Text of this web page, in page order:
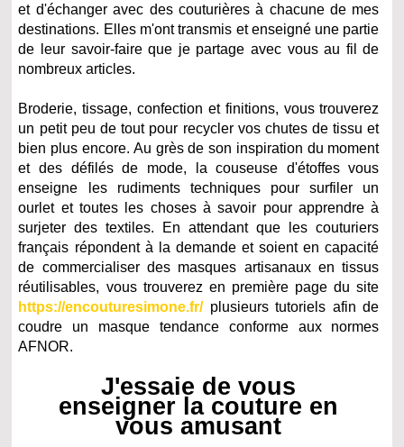
et d'échanger avec des couturières à chacune de mes
destinations. Elles m'ont transmis et enseigné une partie
de leur savoir-faire que je partage avec vous au fil de
nombreux articles.
Broderie, tissage, confection et finitions, vous trouverez
un petit peu de tout pour recycler vos chutes de tissu et
bien plus encore. Au grès de son inspiration du moment
et des défilés de mode, la couseuse d'étoffes vous
enseigne les rudiments techniques pour surfiler un
ourlet et toutes les choses à savoir pour apprendre à
surjeter des textiles. En attendant que les couturiers
français répondent à la demande et soient en capacité
de commercialiser des masques artisanaux en tissus
réutilisables, vous trouverez en première page du site
https://encouturesimone.fr/plusieurs tutoriels afin de
coudre un masque tendance conforme aux normes
AFNOR.
J'essaie de vous
enseigner la couture en
vous amusant